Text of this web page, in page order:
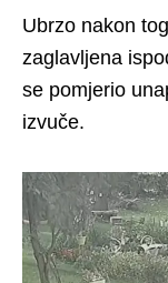
Ubrzo nakon
zaglavljena
se pomjerio
izvuče.